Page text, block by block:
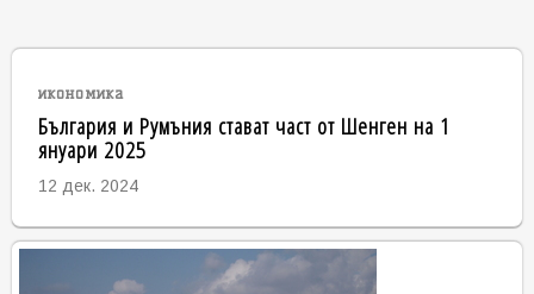
икономика
България и Румъния стават част от Шенген на 1
януари 2025
12 дек. 2024